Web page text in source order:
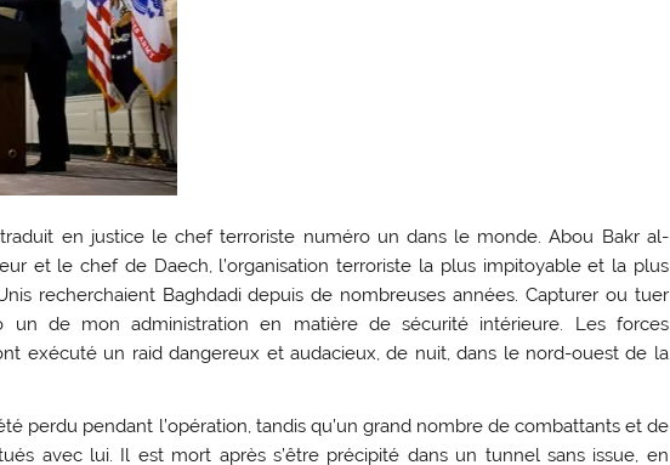
en justice le chef terroriste numéro un dans le monde. Abou Bakr al-
et le chef de Daech, l’organisation terroriste la plus impitoyable et la plus
recherchaient Baghdadi depuis de nombreuses années. Capturer ou tuer
un de mon administration en matière de sécurité intérieure. Les forces
exécuté un raid dangereux et audacieux, de nuit, dans le nord-ouest de la
perdu pendant l’opération, tandis qu’un grand nombre de combattants et de
avec lui. Il est mort après s’être précipité dans un tunnel sans issue, en